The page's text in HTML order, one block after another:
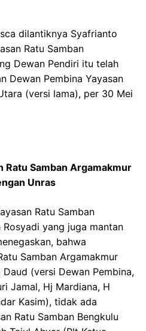
dilantiknya Syafrianto
Ratu Samban
Dewan Pendiri itu telah
Dewan Pembina Yayasan
(versi lama), per 30 Mei
Ratu Samban Argamakmur
Unras
Ratu Samban
yang juga mantan
bahwa
Samban Argamakmur
(versi Dewan Pembina,
Jamal, Hj Mardiana, H
Kasim), tidak ada
Ratu Samban Bengkulu